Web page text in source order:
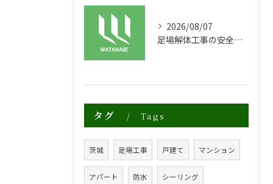
2026/08/07
足場解体工事の安全性と効率化のポイント
タグ Tags
茨城 足場工事 戸建て マンション
アパート 防水 シーリング